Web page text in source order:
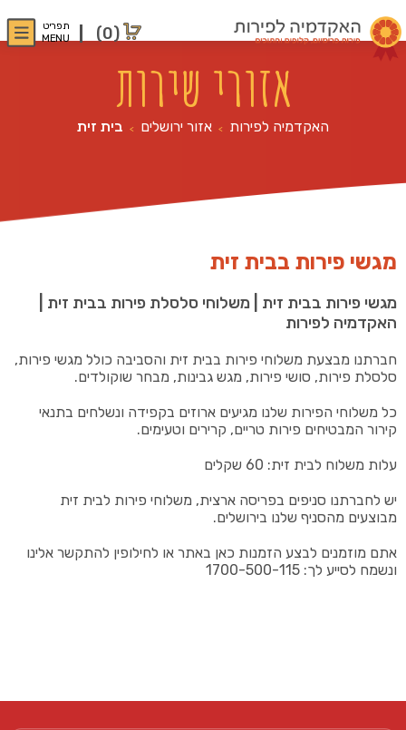
(0)
תפריט
MENU
אזורי שירות
האקדמיה לפירות > אזור ירושלים > בית זית
מגשי פירות בבית זית
מגשי פירות בבית זית | משלוחי סלסלת פירות בבית זית |
האקדמיה לפירות
חברתנו מבצעת משלוחי פירות בבית זית והסביבה כולל מגשי פירות,
סלסלת פירות, סושי פירות, מגש גבינות, מבחר שוקולדים.
כל משלוחי הפירות שלנו מגיעים ארוזים בקפידה ונשלחים בתנאי
קירור המבטיחים פירות טריים, קרירים וטעימים.
עלות משלוח לבית זית: 60 שקלים
יש לחברתנו סניפים בפריסה ארצית, משלוחי פירות לבית זית
מבוצעים מהסניף שלנו בירושלים.
אתם מוזמנים לבצע הזמנות כאן באתר או לחילופין להתקשר אלינו
ונשמח לסייע לך: 1700-500-115